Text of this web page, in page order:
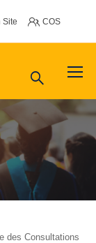
Site COS
des Consultations